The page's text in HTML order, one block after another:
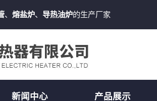
、 熔盐炉、 导热油炉的生产厂家
新闻中心 产品展示